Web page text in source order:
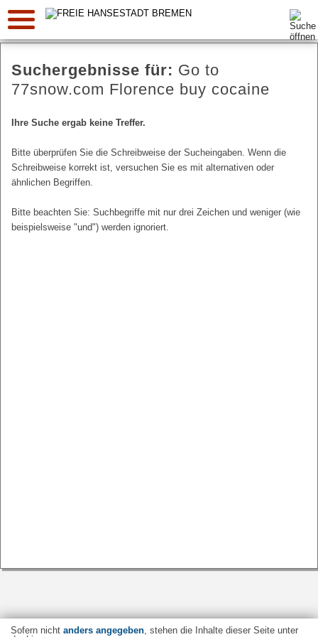
Suche:
Suchergebnisse für: Go to
77snow.com Florence buy cocaine
Ihre Suche ergab keine Treffer.
Bitte überprüfen Sie die Schreibweise der Sucheingaben. Wenn die
Schreibweise korrekt ist, versuchen Sie es mit alternativen oder
ähnlichen Begriffen.
Bitte beachten Sie: Suchbegriffe mit nur drei Zeichen und weniger (wie
beispielsweise "und") werden ignoriert.
Sofern nicht anders angegeben, stehen die Inhalte dieser Seite unter